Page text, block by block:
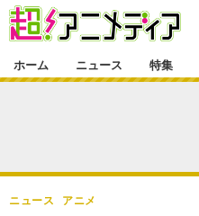
ゲーム・アプリ
特集一覧
連載マンガ
ホーム ニュース 特集
ニュース アニメ